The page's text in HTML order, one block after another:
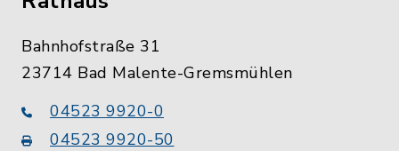
Bahnhofstraße 31
23714 Bad Malente-Gremsmühlen
04523 9920-0
04523 9920-50